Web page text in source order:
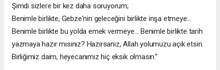
Şimdi sizlere bir kez daha soruyorum;
Benimle birlikte, Gebze'nin geleceğini birlikte inşa etmeye...
Benimle birlikte bu yolda emek vermeye... Benimle birlikte tarih
yazmaya hazır mısınız? Hazırsanız, Allah yolumuzu açık etsin.
Birliğimiz daim, heyecanımız hiç eksik olmasın.”